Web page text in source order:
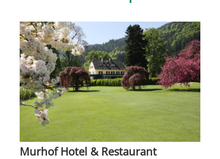
Murhof Hotel & Restaurant